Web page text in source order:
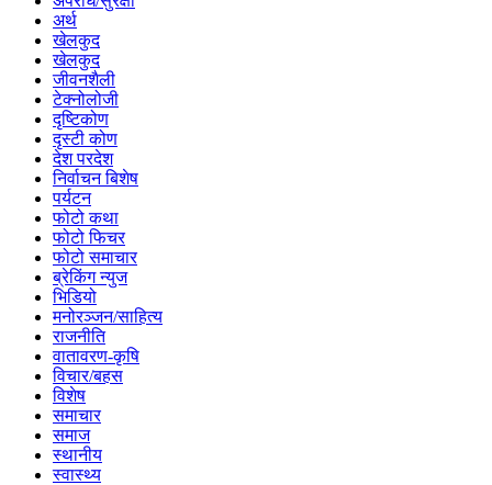
अर्थ
खेलकुद
खेलकुद
जीवनशैली
टेक्नोलोजी
दृष्टिकोण
दृस्टी कोण
देश परदेश
निर्वाचन बिशेष
पर्यटन
फोटो कथा
फोटो फिचर
फोटो समाचार
ब्रेकिंग न्युज
भिडियो
मनोरञ्जन/साहित्य
राजनीति
वातावरण-कृषि
विचार/बहस
विशेष
समाचार
समाज
स्थानीय
स्वास्थ्य